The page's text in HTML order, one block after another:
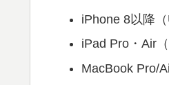
iPhone 8以降
iPad Pro・Air
MacBook Pro/